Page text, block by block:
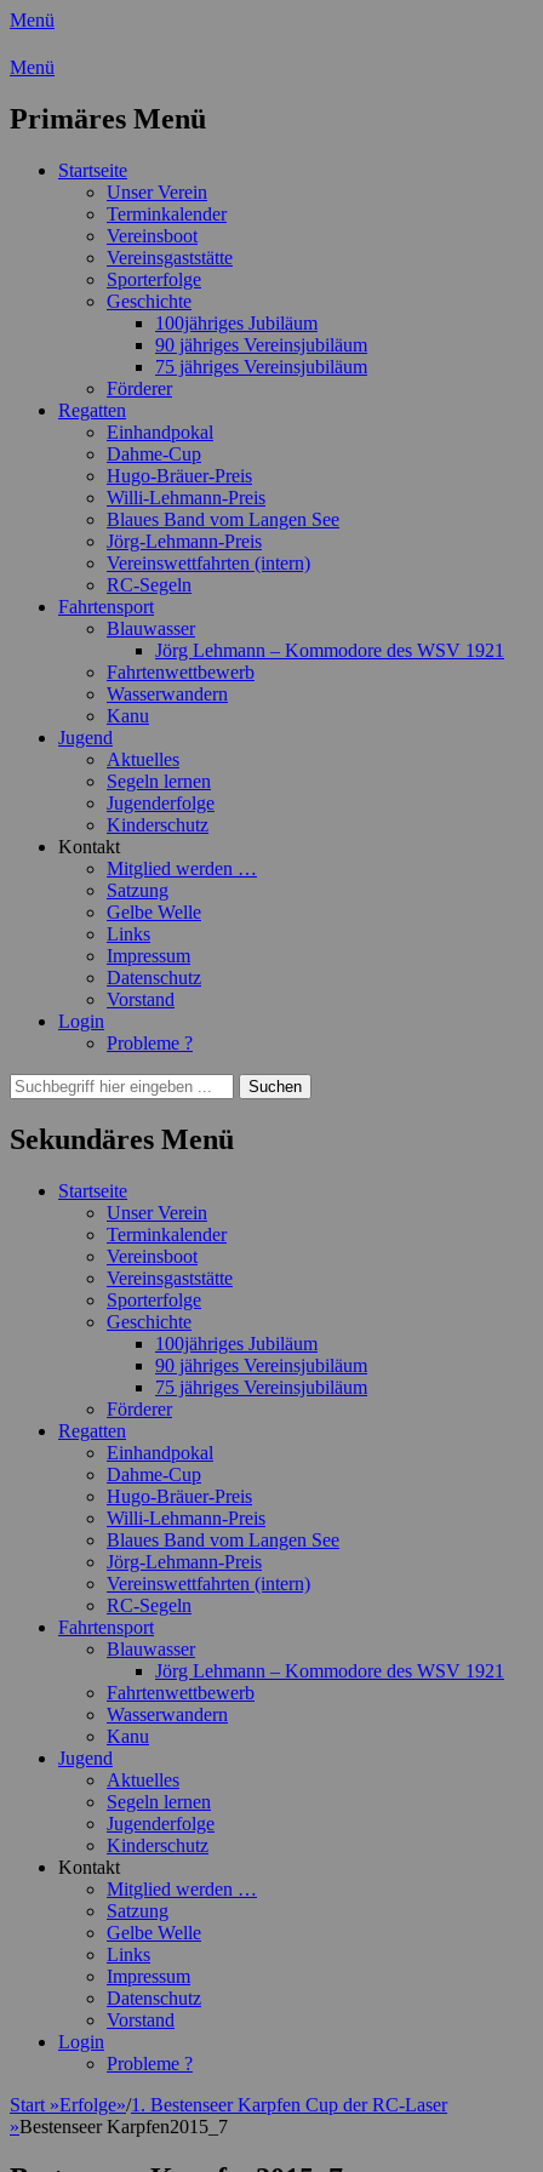
Menü
Wassersport-Verein 1921 e.V.
Freizeit mit der ganzen Familie
Menü
Primäres Menü
Zum
Startseite
Unser Verein
Terminkalender
Vereinsboot
Vereinsgaststätte
Sporterfolge
Geschichte
100jähriges Jubiläum
90 jähriges Vereinsjubiläum
75 jähriges Vereinsjubiläum
Förderer
Regatten
Einhandpokal
Dahme-Cup
Hugo-Bräuer-Preis
Willi-Lehmann-Preis
Blaues Band vom Langen See
Jörg-Lehmann-Preis
Vereinswettfahrten (intern)
RC-Segeln
Fahrtensport
Blauwasser
Jörg Lehmann – Kommodore des WSV 1921
Fahrtenwettbewerb
Wasserwandern
Kanu
Jugend
Aktuelles
Segeln lernen
Jugenderfolge
Kinderschutz
Kontakt
Mitglied werden …
Satzung
Gelbe Welle
Links
Impressum
Datenschutz
Vorstand
Login
Probleme ?
Suchen
Suchen
nach:
Sekundäres Menü
Zum
Startseite
Unser Verein
Terminkalender
Vereinsboot
Vereinsgaststätte
Sporterfolge
Geschichte
100jähriges Jubiläum
90 jähriges Vereinsjubiläum
75 jähriges Vereinsjubiläum
Förderer
Regatten
Einhandpokal
Dahme-Cup
Hugo-Bräuer-Preis
Willi-Lehmann-Preis
Blaues Band vom Langen See
Jörg-Lehmann-Preis
Vereinswettfahrten (intern)
RC-Segeln
Fahrtensport
Blauwasser
Jörg Lehmann – Kommodore des WSV 1921
Fahrtenwettbewerb
Wasserwandern
Kanu
Jugend
Aktuelles
Segeln lernen
Jugenderfolge
Kinderschutz
Kontakt
Mitglied werden …
Satzung
Gelbe Welle
Links
Impressum
Datenschutz
Vorstand
Login
Probleme ?
Start »Erfolge»/1. Bestenseer Karpfen Cup der RC-Laser
»Bestenseer Karpfen2015_7